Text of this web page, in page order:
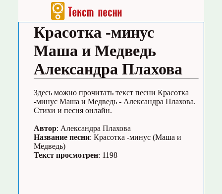
Красотка -минус
Маша и Медведь
Александра Плахова
Здесь можно прочитать текст песни Красотка
-минус Маша и Медведь - Александра Плахова.
Стихи и песня онлайн.
Автор: Александра Плахова
Название песни: Красотка -минус (Маша и
Медведь)
Текст просмотрен: 1198